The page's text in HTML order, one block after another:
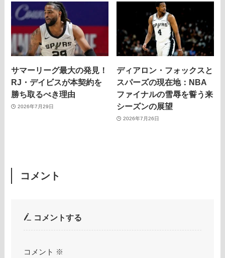
サマーリーグ最大の発見！
RJ・デイビスが本契約を
勝ち取るべき理由
2026年7月29日
ディアロン・フォックスと
スパーズの現在地：NBA
ファイナルの雪辱を誓う来
シーズンの展望
2026年7月26日
コメント
コメントする
コメント ※